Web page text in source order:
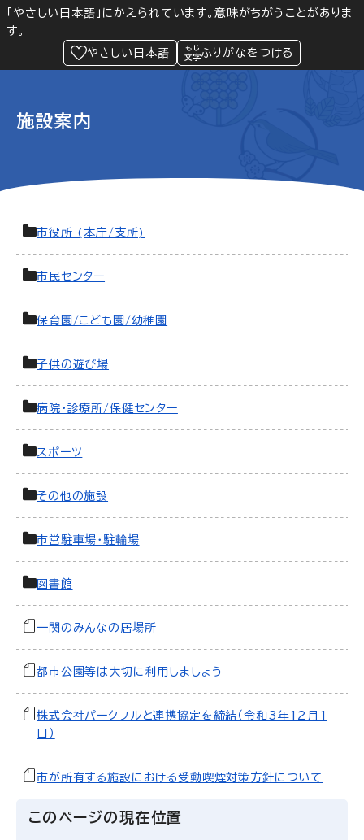
「やさしい日本語」にかえられています。意味がちがうことがありま
す。
やさしい日本語
ふりがなをつける
Language 閲覧支援
緊急情報
施設案内
市役所 (本庁/支所)
市民センター
保育園/こども園/幼稚園
子供の遊び場
病院・診療所/保健センター
スポーツ
その他の施設
市営駐車場・駐輪場
図書館
一関のみんなの居場所
都市公園等は大切に利用しましょう
株式会社パークフルと連携協定を締結（令和3年12月1
日）
市が所有する施設における受動喫煙対策方針について
このページの現在位置